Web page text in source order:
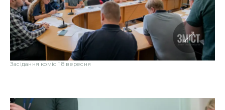
Засідання комісії 8 вересня